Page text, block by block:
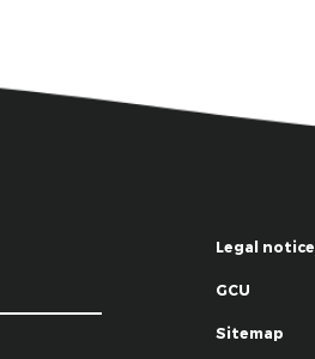
Legal notice
GCU
Sitemap